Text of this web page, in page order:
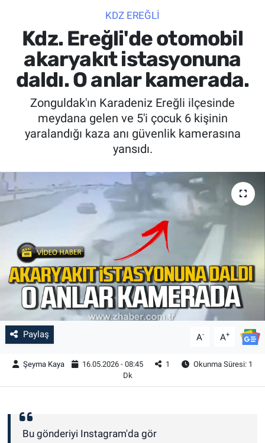
KDZ EREĞLİ
Kdz. Ereğli'de otomobil
akaryakıt istasyonuna
daldı. O anlar kamerada.
Zonguldak'ın Karadeniz Ereğli ilçesinde
meydana gelen ve 5'i çocuk 6 kişinin
yaralandığı kaza anı güvenlik kamerasına
yansıdı.
Paylaş A- A+
Şeyma Kaya 16.05.2026 - 08:45 1
Okunma Süresi: 1
Dk
Bu gönderiyi Instagram'da gör
SPOR
SAĞLIK